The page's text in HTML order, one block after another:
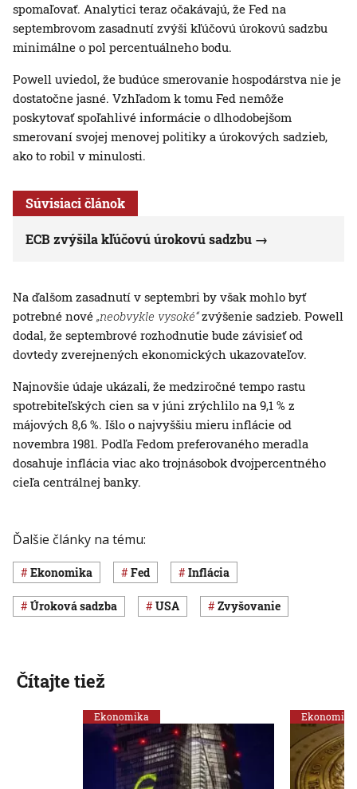
spomaľovať. Analytici teraz očakávajú, že Fed na
septembrovom zasadnutí zvýši kľúčovú úrokovú sadzbu
minimálne o pol percentuálneho bodu.
Powell uviedol, že budúce smerovanie hospodárstva nie je
dostatočne jasné. Vzhľadom k tomu Fed nemôže
poskytovať spoľahlivé informácie o dlhodobejšom
smerovaní svojej menovej politiky a úrokových sadzieb,
ako to robil v minulosti.
Súvisiaci článok
ECB zvýšila kľúčovú úrokovú sadzbu
Na ďalšom zasadnutí v septembri by však mohlo byť
potrebné nové „neobvykle vysoké“zvýšenie sadzieb. Powell
dodal, že septembrové rozhodnutie bude závisieť od
dovtedy zverejnených ekonomických ukazovateľov.
Najnovšie údaje ukázali, že medziročné tempo rastu
spotrebiteľských cien sa v júni zrýchlilo na 9,1 % z
májových 8,6 %. Išlo o najvyššiu mieru inflácie od
novembra 1981. Podľa Fedom preferovaného meradla
dosahuje inflácia viac ako trojnásobok dvojpercentného
cieľa centrálnej banky.
Ďalšie články na tému:
ekonomika Fed inflácia
úroková sadzba USA zvyšovanie
Čítajte tiež
Ekonomika Ekonomika